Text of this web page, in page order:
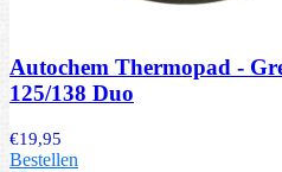
Autochem Thermopad -
125/138 Duo
€19,95
Bestellen